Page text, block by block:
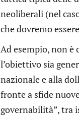
neoliberali (nel
che dovremo
Ad esempio, non è
l’obiettivo sia
nazionale e alla
fronte a sfide
governabilità”, tra